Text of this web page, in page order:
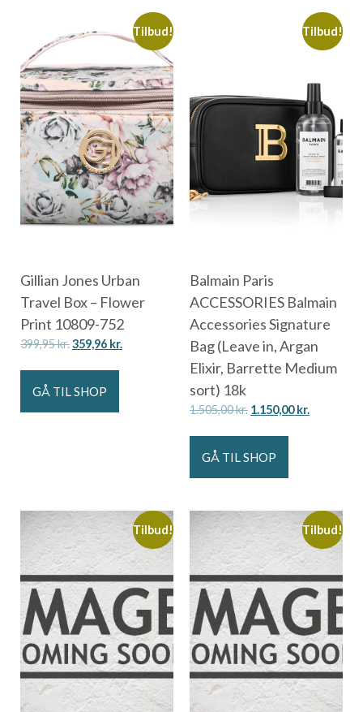
Tilbud!
Gillian Jones Urban
Travel Box – Flower
Print 10809-752
399,95kr.359,96 kr.
GÅ TIL SHOP
Tilbud!
Balmain Paris
ACCESSORIES Balmain
Accessories Signature
Bag (Leave in, Argan
Elixir, Barrette Medium
sort) 18k
1.505,00kr. 1.150,00kr.
GÅ TIL SHOP
Tilbud! Tilbud!